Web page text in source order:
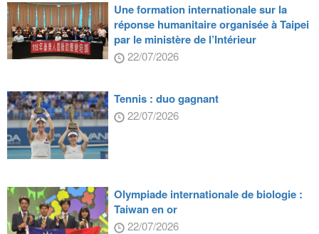
Une formation internationale sur la
réponse humanitaire organisée à Taipei
par le ministère de l’Intérieur
22/07/2026
Tennis : duo gagnant
22/07/2026
Olympiade internationale de biologie :
Taiwan en or
22/07/2026